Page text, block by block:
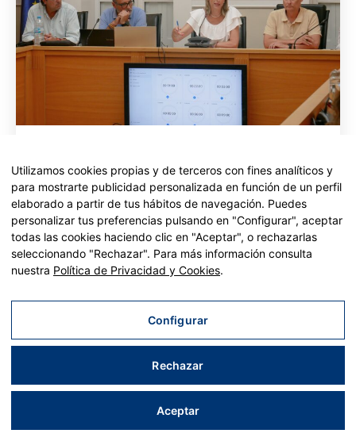
los 4,48 millones de euros la inversión del
Edificant en el CEIP Párroco Francisco Mas
• Todos los grupos municipales respaldan la ampliación
de la financiación del Plan Edificant para el CEIP Párroco
Francisco Mas, que incorporará dos aulas de Infantil
para alumnado de 2 años
• También se aprueban los dos festivos locales
correspondientes al calendario laboral de 2027, que
29 julio 2026
Utilizamos cookies propias y de terceros con fines analíticos y
para mostrarte publicidad personalizada en función de un perfil
elaborado a partir de tus hábitos de navegación. Puedes
personalizar tus preferencias pulsando en "Configurar", aceptar
todas las cookies haciendo clic en "Aceptar", o rechazarlas
seleccionando "Rechazar". Para más información consulta
nuestra Política de Privacidad y Cookies.
Configurar
Rechazar
Aceptar